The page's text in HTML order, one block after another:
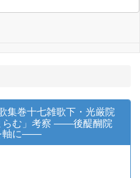
集巻十七雑歌下・光厳院
らむ」考察 ――後醍醐院
軸に――